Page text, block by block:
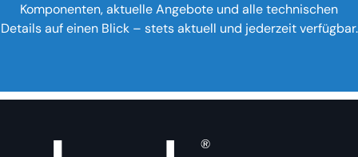
Komponenten, aktuelle Angebote und alle technischen
Details auf einen Blick – stets aktuell und jederzeit verfügbar.